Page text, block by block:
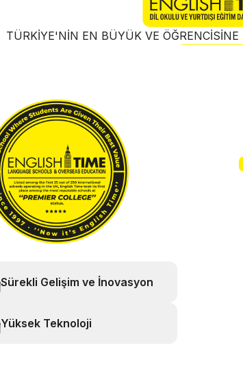
TÜRKIYE'NIN EN BÜYÜK VE
Sürekli Gelişim ve İnovasyon
Yüksek Teknoloji